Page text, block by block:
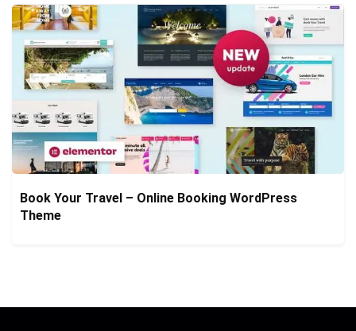
Book Your Travel – Online Booking WordPress
Theme